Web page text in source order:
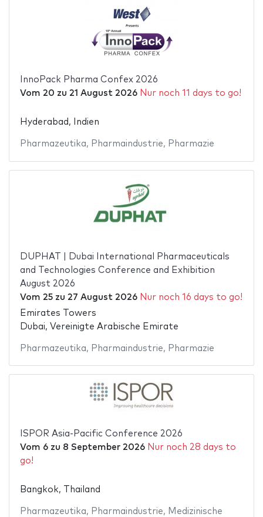
InnoPack Pharma Confex 2026
Vom 20 zu 21 August 2026 Nur noch 11 days to go!
Hyderabad, Indien
Pharmazeutika, Pharmaindustrie, Pharmazie
DUPHAT | Dubai International Pharmaceuticals
and Technologies Conference and Exhibition
August 2026
Vom 25zu 27 August 2026 Nur noch 16 days to go!
Emirates Towers
Dubai, Vereinigte Arabische Emirate
Pharmazeutika, Pharmaindustrie, Pharmazie
ISPOR Asia-Pacific Conference 2026
Vom 6zu 8 September 2026 Nur noch 28 days to
go!
Bangkok, Thailand
Pharmazeutika, Pharmaindustrie, Medizinische